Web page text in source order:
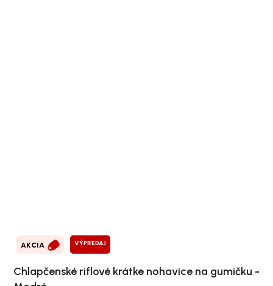
AKCIA VÝPREDAJ
Chlapčenské riflové krátke nohavice na gumičku -